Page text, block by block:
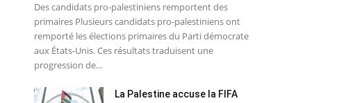
Des candidats pro-palestiniens remportent des
primaires Plusieurs candidats pro-palestiniens ont
remporté les élections primaires du Parti démocrate
aux États-Unis. Ces résultats traduisent une
progression de...
La Palestine accuse la FIFA